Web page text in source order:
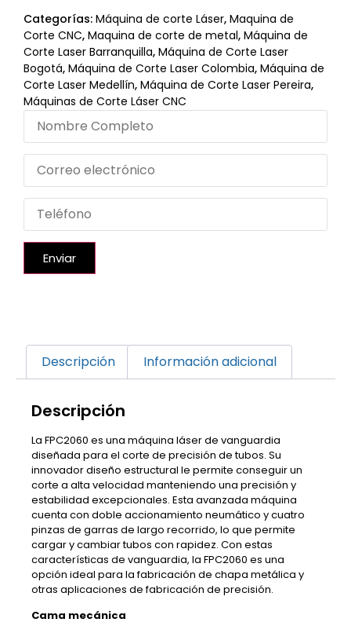
Categorías: Máquina de corte Láser, Maquina de
Corte CNC, Maquina de corte de metal, Máquina de
Corte Laser Barranquilla, Máquina de Corte Laser
Bogotá, Máquina de Corte Laser Colombia, Máquina de
Corte Laser Medellín, Máquina de Corte Laser Pereira,
Máquinas de Corte Láser CNC
Enviar
Descripción Información adicional
Descripción
La FPC2060 es una máquina láser de vanguardia
diseñada para el corte de precisión de tubos. Su
innovador diseño estructural le permite conseguir un
corte a alta velocidad manteniendo una precisión y
estabilidad excepcionales. Esta avanzada máquina
cuenta con doble accionamiento neumático y cuatro
pinzas de garras de largo recorrido, lo que permite
cargar y cambiar tubos con rapidez. Con estas
características de vanguardia, la FPC2060 es una
opción ideal para la fabricación de chapa metálica y
otras aplicaciones de fabricación de precisión.
Cama mecánica